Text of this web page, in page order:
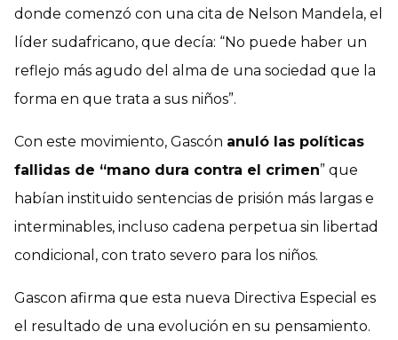
donde comenzó con una cita de Nelson Mandela, el
líder sudafricano, que decía: “No puede haber un
reflejo más agudo del alma de una sociedad que la
forma en que trata a sus niños”.
Con este movimiento, Gascón anuló las políticas
fallidas de “mano dura contra el crimen” que
habían instituido sentencias de prisión más largas e
interminables, incluso cadena perpetua sin libertad
condicional, con trato severo para los niños.
Gascon afirma que esta nueva Directiva Especial es
el resultado de una evolución en su pensamiento.